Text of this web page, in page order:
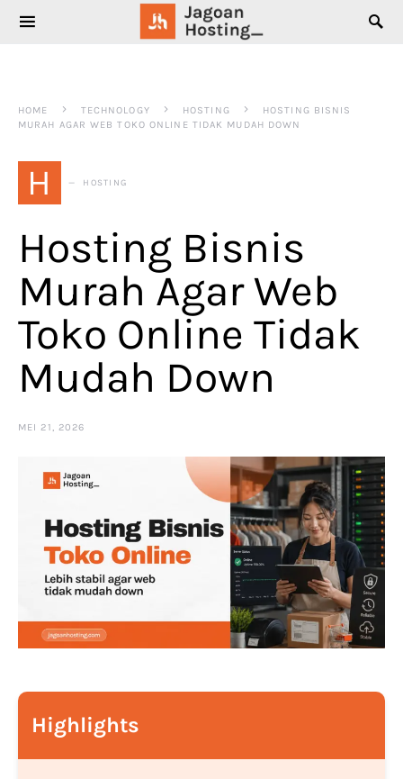
SEARCH FOR:
HOME TECHNOLOGY HOSTING
HOSTING BISNIS
MURAH AGAR WEB TOKO ONLINE TIDAK MUDAH DOWN
H HOSTING
Hosting Bisnis
Murah Agar Web
Toko Online Tidak
Mudah Down
MEI 21, 2026
Highlights